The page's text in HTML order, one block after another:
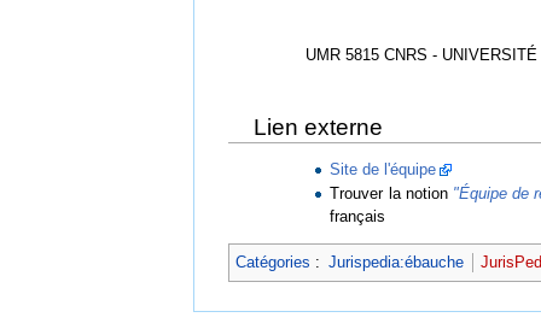
UMR 5815 CNRS -
Lien externe
Site de l'équipe
Trouver la notion "Équipe de
français
Catégories : Jurispedia:ébauche